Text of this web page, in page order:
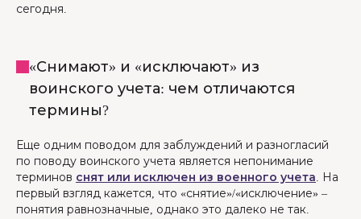
сегодня.
«Снимают» и «исключают» из
воинского учета: чем отличаются
термины?
Еще одним поводом для заблуждений и разногласий
по поводу воинского учета является непонимание
терминов снят или исключен из военного учета. На
первый взгляд кажется, что «снятие»/«исключение» –
понятия равнозначные, однако это далеко не так.